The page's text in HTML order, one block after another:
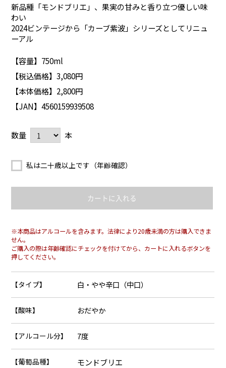
新品種「モンドブリエ」、果実の甘みと香り立つ優しい味
わい
2024ビンテージから「カーブ紫波」シリーズとしてリニュ
ーアル
【容量】750ml
【税込価格】3,080円
【本体価格】2,800円
【JAN】4560159939508
数量 本
私は二十歳以上です（年齢確認）
※本商品はアルコールを含みます。法律により20歳未満の方は購入できま
せん。
ご購入の際は年齢確認にチェックを付けてから、カートに入れるボタンを
押してください。
【タイプ】 白・やや辛口（中口）
【酸味】 おだやか
【アルコール分】 7度
【葡萄品種】 モンドブリエ